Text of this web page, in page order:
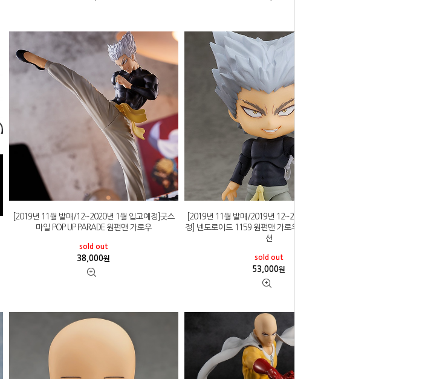
[2019년 11월 발매/12~2020년 1월 입고예정]굿스
마일 POP UP PARADE 원펀맨 가로우
sold out
38,000원
[2019년 11월 발매/2019년 12~2020년 1월 입고예
정] 넨도로이드 1159 원펀맨 가로우 슈퍼무버블 에디
션
sold out
53,000원